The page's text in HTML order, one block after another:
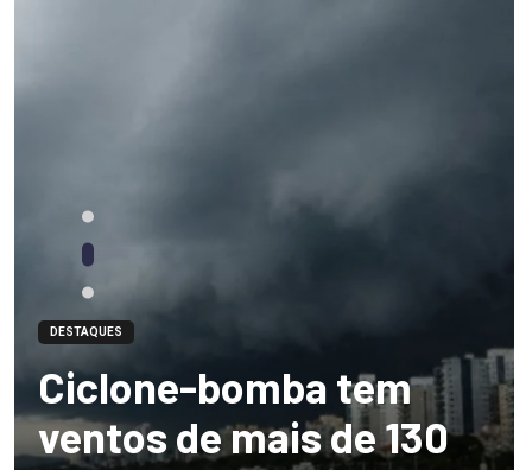
DESTAQUES
Ciclone-bomba tem
ventos de mais de 130